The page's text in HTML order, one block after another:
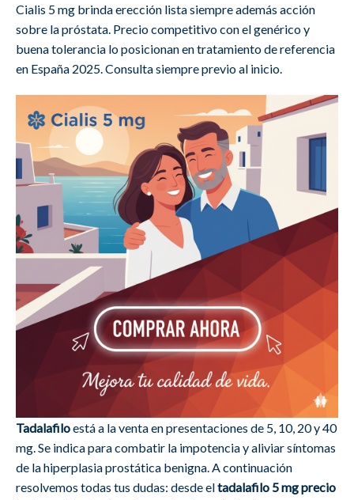
Cialis 5 mg brinda erección lista siempre además acción
sobre la próstata. Precio competitivo con el genérico y
buena tolerancia lo posicionan en tratamiento de referencia
en España 2025. Consulta siempre previo al inicio.
Tadalafiloestá a la venta en presentaciones de 5, 10, 20 y 40
mg. Se indica para combatir la impotencia y aliviar síntomas
de la hiperplasia prostática benigna. A continuación
resolvemos todas tus dudas: desde eltadalafilo 5 mg precio